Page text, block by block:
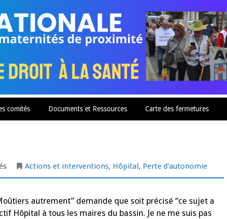
comités Documents et Ressources Carte des fermetures
sur
Moutiers
des
Cordeliers
Actions et interventions, Hôpital, Perte d'autonomie
autrement” demande que soit précisé “ce sujet a
Hôpital à tous les maires du bassin. Je ne me suis pas